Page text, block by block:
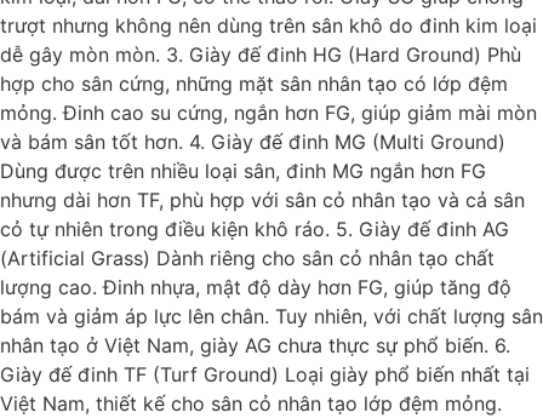
trượt nhưng không nên dùng trên sân khô do đinh kim loại
dễ gây mòn mòn. 3. Giày đế đinh HG (Hard Ground) Phù
hợp cho sân cứng, những mặt sân nhân tạo có lớp đệm
mỏng. Đinh cao su cứng, ngắn hơn FG, giúp giảm mài mòn
và bám sân tốt hơn. 4. Giày đế đinh MG (Multi Ground)
Dùng được trên nhiều loại sân, đinh MG ngắn hơn FG
nhưng dài hơn TF, phù hợp với sân cỏ nhân tạo và cả sân
cỏ tự nhiên trong điều kiện khô ráo. 5. Giày đế đinh AG
(Artificial Grass) Dành riêng cho sân cỏ nhân tạo chất
lượng cao. Đinh nhựa, mật độ dày hơn FG, giúp tăng độ
bám và giảm áp lực lên chân. Tuy nhiên, với chất lượng sân
nhân tạo ở Việt Nam, giày AG chưa thực sự phổ biến. 6.
Giày đế đinh TF (Turf Ground) Loại giày phổ biến nhất tại
Việt Nam, thiết kế cho sân cỏ nhân tạo lớp đệm mỏng.